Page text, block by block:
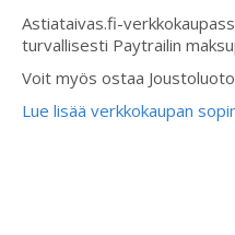
Astiataivas.fi-
turvallisesti Paytrailin
Voit myös ostaa
Lue lisää verkkokaupan